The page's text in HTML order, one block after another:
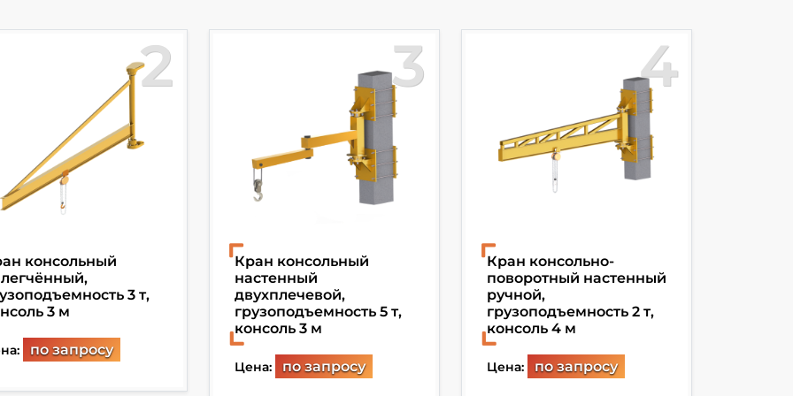
2
консольный
3 т,
3 м
по запросу
3
Кран консольный
настенный
двухплечевой,
грузоподъемность 5 т,
консоль 3 м
Цена: по запросу
4
Кран консольно-
поворотный настенный
ручной,
грузоподъемность 2 т,
консоль 4 м
Цена: по запросу